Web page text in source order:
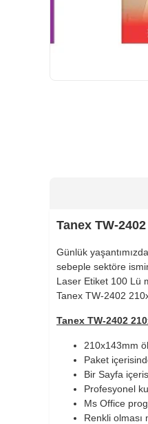
900 TL Üzeri Kargo
Tanex TW-
Günlük
sebeple sektöre
Laser Etiket 100 Lü
Tanex TW-2402
Tanex TW-2402
210x143mm
Paket
Bir Sayfa
Profesyonel
Ms Office
Renkli olması